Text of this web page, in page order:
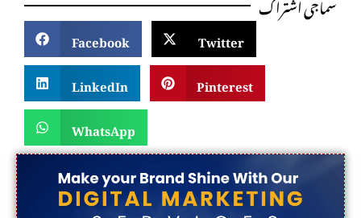
Facebook
Twitter
LinkedIn
Pinterest
WhatsApp